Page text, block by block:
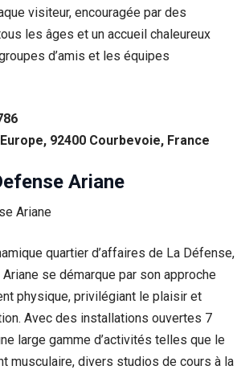
visiteur, encouragée par des
les âges et un accueil chaleureux
d’amis et les équipes
92400 Courbevoie, France
Ariane
quartier d’affaires de La Défense,
se démarque par son approche
physique, privilégiant le plaisir et
Avec des installations ouvertes 7
large gamme d’activités telles que le
musculaire, divers studios de cours à la